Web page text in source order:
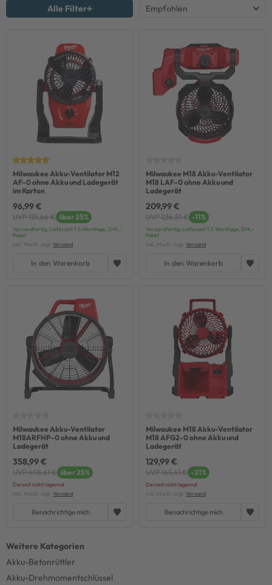
Alle Filter
Milwaukee Akku-Ventilator M12
AF-0 ohne Akku und Ladegerät
im Karton
96,99 €
UVP 135,66 € über 25%
Versandfertig, Lieferzeit 1-3 Werktage, DHL-
Paket
inkl. MwSt. zzgl. Versand
In den Warenkorb
Milwaukee M18 Akku-Ventilator
M18 LAF-0 ohne Akku und
Ladegerät
209,99 €
UVP 236,81 € -11%
Versandfertig, Lieferzeit 1-3 Werktage, DHL-
Paket
inkl. MwSt. zzgl. Versand
In den Warenkorb
Milwaukee Akku-Ventilator
M18ARFHP-0 ohne Akku und
Ladegerät
358,99 €
UVP 498,61 € über 25%
Derzeit nicht lagernd
inkl. MwSt. zzgl. Versand
Benachrichtige mich
Milwaukee M18 Akku-Ventilator
M18 AFG2-0 ohne Akku und
Ladegerät
129,99 €
UVP 165,41 € -21%
Derzeit nicht lagernd
inkl. MwSt. zzgl. Versand
Benachrichtige mich
Akku-Betonrüttler
Akku-Drehmomentschlüssel